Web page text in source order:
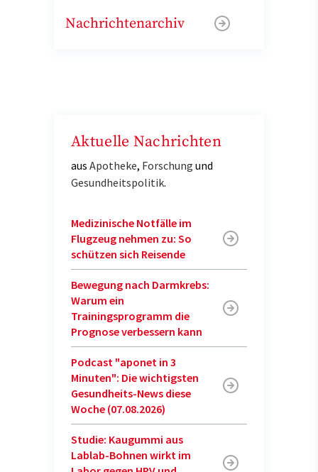
Nachrichtenarchiv
Aktuelle Nachrichten
aus Apotheke, Forschung und
Gesundheitspolitik.
Medizinische Notfälle im
Flugzeug nehmen zu: So
schützen sich Reisende
Bewegung nach Darmkrebs:
Warum ein
Trainingsprogramm die
Prognose verbessern kann
Podcast "aponet in 3
Minuten": Die wichtigsten
Gesundheits-News diese
Woche (07.08.2026)
Studie: Kaugummi aus
Lablab-Bohnen wirkt im